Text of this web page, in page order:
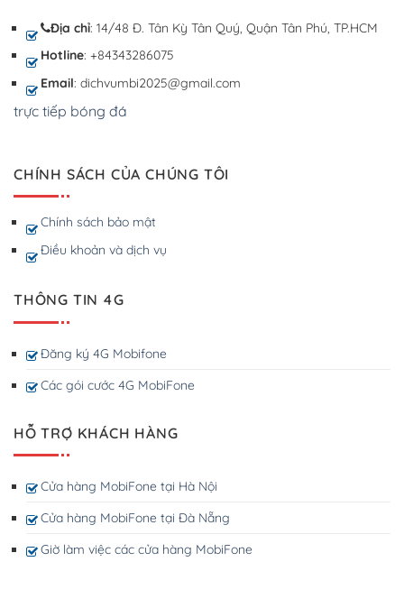
Địa chỉ: 14/48 Đ. Tân Kỳ Tân Quý, Quận Tân Phú, TP.HCM
Hotline: +84343286075
Email: dichvumbi2025@gmail.com
trực tiếp bóng đá
CHÍNH SÁCH CỦA CHÚNG TÔI
Chính sách bảo mật
Điều khoản và dịch vụ
THÔNG TIN 4G
Đăng ký 4G Mobifone
Các gói cước 4G MobiFone
HỖ TRỢ KHÁCH HÀNG
Cửa hàng MobiFone tại Hà Nội
Cửa hàng MobiFone tại Đà Nẵng
Giờ làm việc các cửa hàng MobiFone